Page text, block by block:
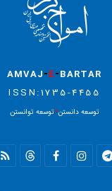
AMVAJ-E-BARTAR
ISSN:1735-4455
توسعه دانستن=توسعه توانستن